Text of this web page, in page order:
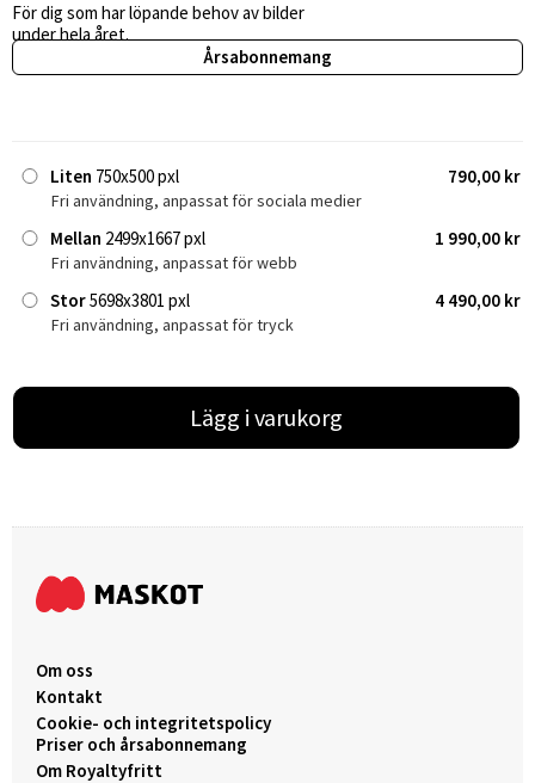
För dig som har löpande behov av bilder
under hela året.
Årsabonnemang
Liten 750x500 pxl 790,00 kr
Fri användning, anpassat för sociala medier
Mellan 2499x1667 pxl 1 990,00 kr
Fri användning, anpassat för webb
Stor5698x3801 pxl 4 490,00 kr
Fri användning, anpassat för tryck
Lägg i varukorg
Om oss
Kontakt
Cookie- och integritetspolicy
Priser och årsabonnemang
Om Royaltyfritt